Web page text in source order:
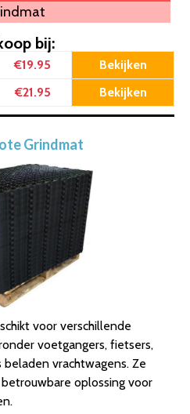
bij:
€19.95 Bekijken
€21.95 Bekijken
Grindmat
voor verschillende
voetgangers, fietsers,
vrachtwagens. Ze
oplossing voor